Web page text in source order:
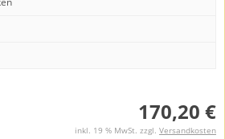
170,20 €
inkl. 19 % MwSt. zzgl. Versandkosten